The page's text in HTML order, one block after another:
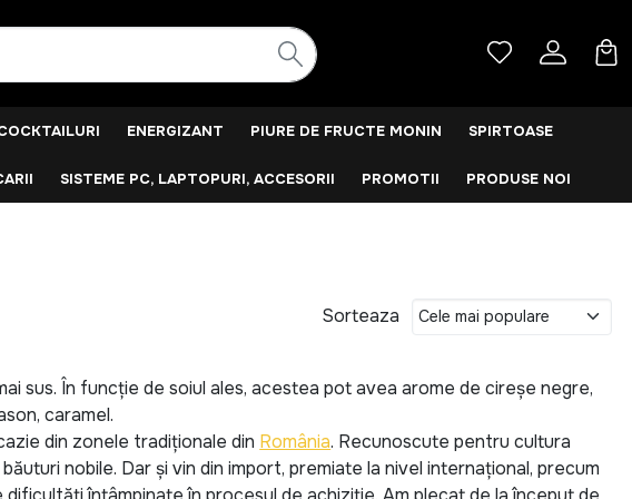
ENERGIZANT PIURE DE FRUCTE MONIN SPIRTOASE
SISTEME PC, LAPTOPURI, ACCESORII PROMOTII PRODUSE NOI
Sorteaza
sus. În funcție de soiul ales, acestea pot avea arome de cireșe negre,
caramel.
din zonele tradiționale din România. Recunoscute pentru cultura
nobile. Dar și vin din import, premiate la nivel internațional, precum